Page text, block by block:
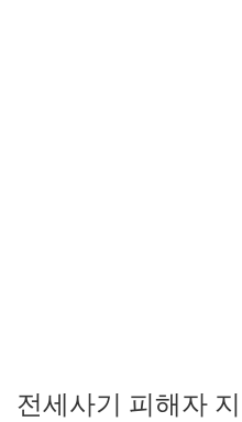
전세사기 피해자